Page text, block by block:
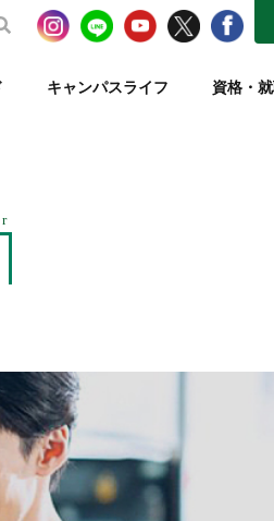
高校生
ム
キャンパスライフ 資格・